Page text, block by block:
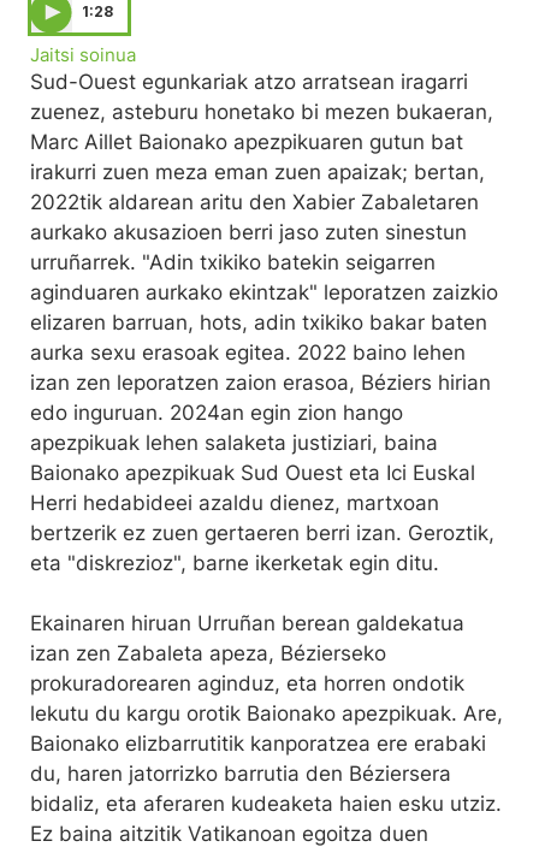
1:28
Jaitsi soinua
Sud-Ouest egunkariak atzo arratsean iragarri
zuenez, asteburu honetako bi mezen bukaeran,
Marc Aillet Baionako apezpikuaren gutun bat
irakurri zuen meza eman zuen apaizak; bertan,
2022tik aldarean aritu den Xabier Zabaletaren
aurkako akusazioen berri jaso zuten sinestun
urruñarrek. "Adin txikiko batekin seigarren
aginduaren aurkako ekintzak" leporatzen zaizkio
elizaren barruan, hots, adin txikiko bakar baten
aurka sexu erasoak egitea. 2022 baino lehen
izan zen leporatzen zaion erasoa, Béziers hirian
edo inguruan. 2024an egin zion hango
apezpikuak lehen salaketa justiziari, baina
Baionako apezpikuak Sud Ouest eta Ici Euskal
Herri hedabideei azaldu dienez, martxoan
bertzerik ez zuen gertaeren berri izan. Geroztik,
eta "diskrezioz", barne ikerketak egin ditu.
Ekainaren hiruan Urruñan berean galdekatua
izan zen Zabaleta apeza, Bézierseko
prokuradorearen aginduz, eta horren ondotik
lekutu du kargu orotik Baionako apezpikuak. Are,
Baionako elizbarrutitik kanporatzea ere erabaki
du, haren jatorrizko barrutia den Béziersera
bidaliz, eta aferaren kudeaketa haien esku utziz.
Ez baina aitzitik Vatikanoan egoitza duen